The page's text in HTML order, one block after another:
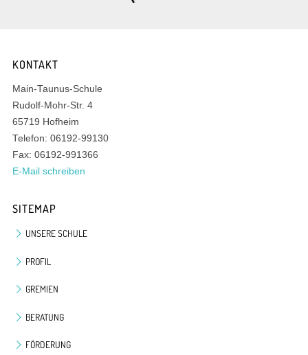
KONTAKT
Main-Taunus-Schule
Rudolf-Mohr-Str. 4
65719 Hofheim
Telefon: 06192-99130
Fax: 06192-991366
E-Mail schreiben
SITEMAP
UNSERE SCHULE
PROFIL
GREMIEN
BERATUNG
FÖRDERUNG